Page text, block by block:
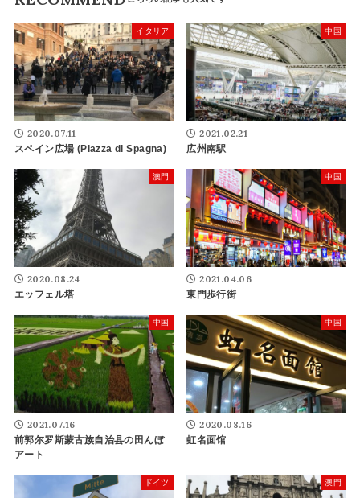
イタリア
2020.07.11
スペイン広場 (Piazza di Spagna)
中国
2021.02.21
広州南駅
澳門
2020.08.24
エッフェル塔
中国
2021.04.06
東門歩行街
中国
2021.07.16
前郭尔罗斯蒙古族自治县の田んぼ
アート
中国
2020.08.16
虹名面馆
ドイツ 澳門